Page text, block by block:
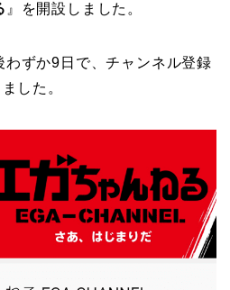
』を開設しました。
わずか9日で、チャンネル登録
した。